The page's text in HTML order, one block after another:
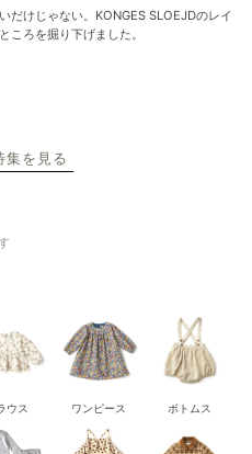
だけじゃない。KONGES SLOEJDのレイ
ころを掘り下げました。
集を見る
ウス ワンピース ボトムス